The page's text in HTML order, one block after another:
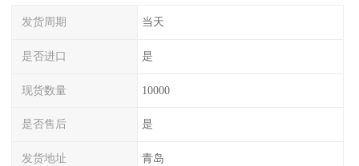
发货周期 当天
是否进口 是
现货数量 10000
是否售后 是
发货地址 青岛